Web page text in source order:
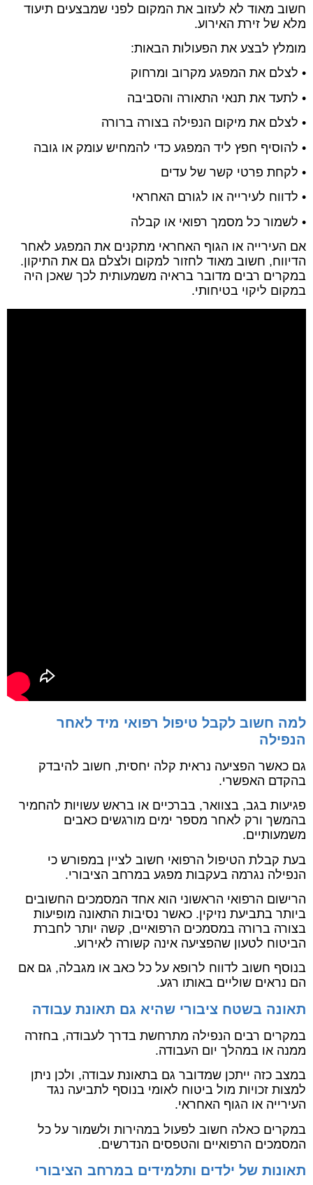
חשוב מאוד לא לעזוב את המקום לפני שמבצעים תיעוד
מלא של זירת האירוע.
מומלץ לבצע את הפעולות הבאות:
• לצלם את המפגע מקרוב ומרחוק
• לתעד את תנאי התאורה והסביבה
• לצלם את מיקום הנפילה בצורה ברורה
• להוסיף חפץ ליד המפגע כדי להמחיש עומק או גובה
• לקחת פרטי קשר של עדים
• לדווח לעירייה או לגורם האחראי
• לשמור כל מסמך רפואי או קבלה
אם העירייה או הגוף האחראי מתקנים את המפגע לאחר
הדיווח, חשוב מאוד לחזור למקום ולצלם גם את התיקון.
במקרים רבים מדובר בראיה משמעותית לכך שאכן היה
במקום ליקוי בטיחותי.
למה חשוב לקבל טיפול רפואי מיד לאחר
הנפילה
גם כאשר הפציעה נראית קלה יחסית, חשוב להיבדק
בהקדם האפשרי.
פגיעות בגב, בצוואר, בברכיים או בראש עשויות להחמיר
בהמשך ורק לאחר מספר ימים מורגשים כאבים
משמעותיים.
בעת קבלת הטיפול הרפואי חשוב לציין במפורש כי
הנפילה נגרמה בעקבות מפגע במרחב הציבורי.
הרישום הרפואי הראשוני הוא אחד המסמכים החשובים
ביותר בתביעת נזיקין. כאשר נסיבות התאונה מופיעות
בצורה ברורה במסמכים הרפואיים, קשה יותר לחברת
הביטוח לטעון שהפציעה אינה קשורה לאירוע.
בנוסף חשוב לדווח לרופא על כל כאב או מגבלה, גם אם
הם נראים שוליים באותו רגע.
תאונה בשטח ציבורי שהיא גם תאונת עבודה
במקרים רבים הנפילה מתרחשת בדרך לעבודה, בחזרה
ממנה או במהלך יום העבודה.
במצב כזה ייתכן שמדובר גם בתאונת עבודה, ולכן ניתן
למצות זכויות מול ביטוח לאומי בנוסף לתביעה נגד
העירייה או הגוף האחראי.
במקרים כאלה חשוב לפעול במהירות ולשמור על כל
המסמכים הרפואיים והטפסים הנדרשים.
תאונות של ילדים ותלמידים במרחב הציבורי